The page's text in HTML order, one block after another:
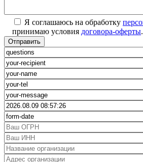
Я соглашаюсь на обработку
принимаю условия договора-оферты.